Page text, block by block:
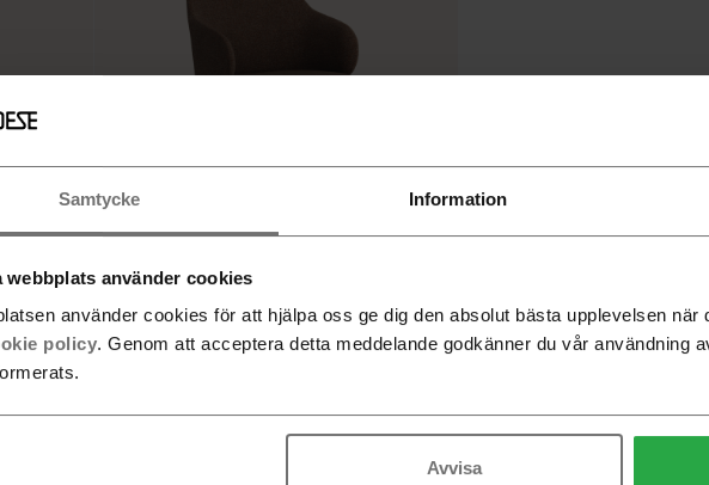
Samtycke Information
webbplats använder cookies
använder cookies för att hjälpa oss ge dig den absolut bästa upplevelsen
policy. Genom att acceptera detta meddelande godkänner du vår användning
Avvisa
Pillo Karmstol träben